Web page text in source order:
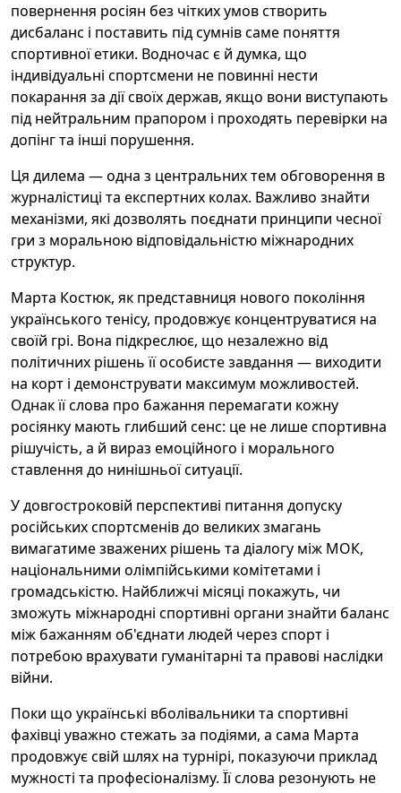
повернення росіян без чітких умов створить
дисбаланс і поставить під сумнів саме поняття
спортивної етики. Водночас є й думка, що
індивідуальні спортсмени не повинні нести
покарання за дії своїх держав, якщо вони виступають
під нейтральним прапором і проходять перевірки на
допінг та інші порушення.
Ця дилема — одна з центральних тем обговорення в
журналістиці та експертних колах. Важливо знайти
механізми, які дозволять поєднати принципи чесної
гри з моральною відповідальністю міжнародних
структур.
Марта Костюк, як представниця нового покоління
українського тенісу, продовжує концентруватися на
своїй грі. Вона підкреслює, що незалежно від
політичних рішень її особисте завдання — виходити
на корт і демонструвати максимум можливостей.
Однак її слова про бажання перемагати кожну
росіянку мають глибший сенс: це не лише спортивна
рішучість, а й вираз емоційного і морального
ставлення до нинішньої ситуації.
У довгостроковій перспективі питання допуску
російських спортсменів до великих змагань
вимагатиме зважених рішень та діалогу між МОК,
національними олімпійськими комітетами і
громадськістю. Найближчі місяці покажуть, чи
зможуть міжнародні спортивні органи знайти баланс
між бажанням об'єднати людей через спорт і
потребою врахувати гуманітарні та правові наслідки
війни.
Поки що українські вболівальники та спортивні
фахівці уважно стежать за подіями, а сама Марта
продовжує свій шлях на турнірі, показуючи приклад
мужності та професіоналізму. Її слова резонують не